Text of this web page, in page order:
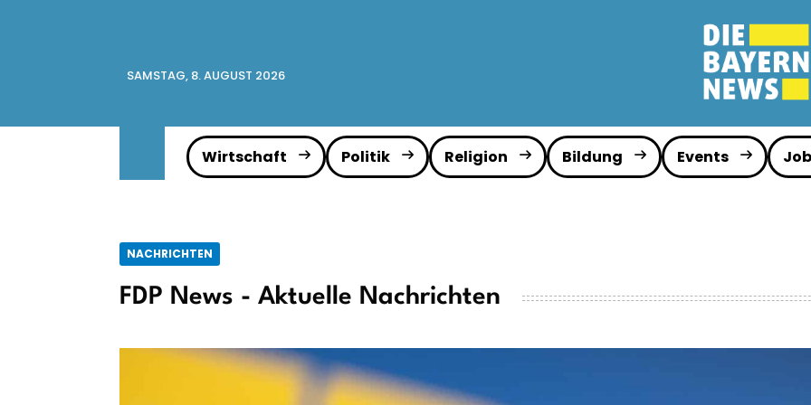
SAMSTAG, 8. AUGUST 2026
Wirtschaft Politik Religion Bildung Events
NACHRICHTEN
FDP News - Aktuelle Nachrichten